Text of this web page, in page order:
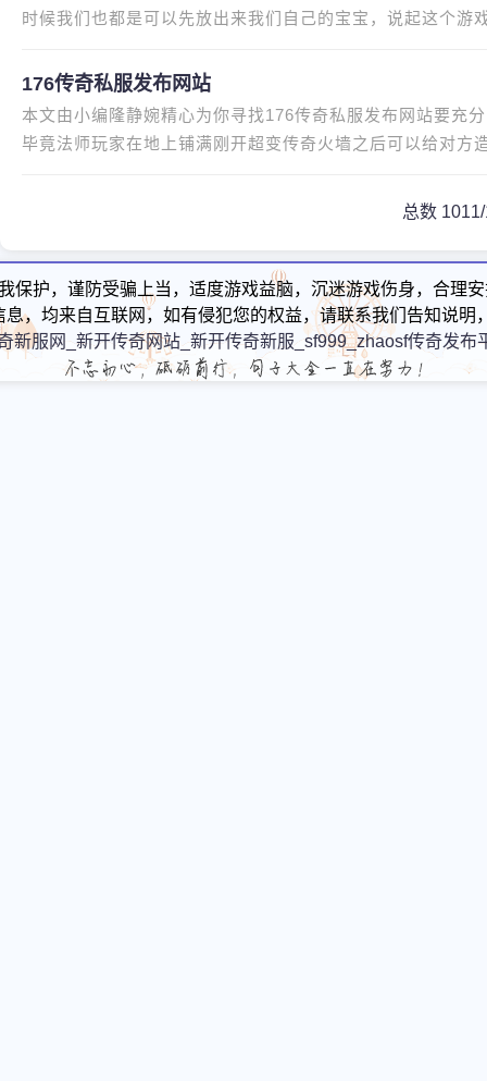
时候我们也都是可以先放出来我们自己的宝宝，说起这个
176传奇私服发布网站
本文由小编隆静婉精心为你寻找176传奇私服发布网站要充
毕竟法师玩家在地上铺满刚开超变传奇火墙之后可以给对方
总数 101
保护，谨防受骗上当，适度游戏益脑，沉迷游戏伤身，合理
，均来自互联网，如有侵犯您的权益，请联系我们告知说明
新服网_新开传奇网站_新开传奇新服_sf999_zhaosf传奇发布